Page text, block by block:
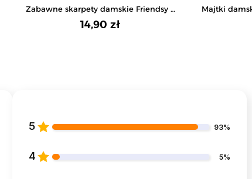
Zabawne skarpety damskie Friendsy z
magnetycznymi rączkami
14,90 zł
Majtki
5 93%
4 5%